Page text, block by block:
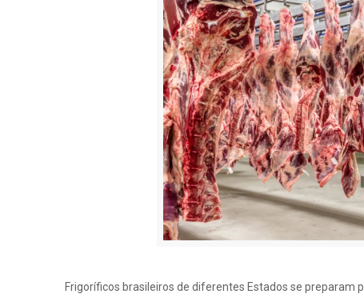
Frigoríficos brasileiros de diferentes Estados se preparam